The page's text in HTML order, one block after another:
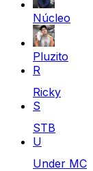
Núcleo
Pluzito
R
Ricky
S
STB
U
Under MC